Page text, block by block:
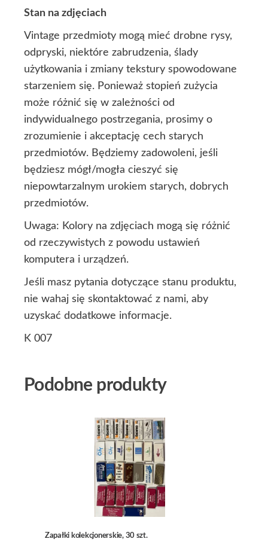
Stan na zdjęciach
Vintage przedmioty mogą mieć drobne rysy,
odpryski, niektóre zabrudzenia, ślady
użytkowania i zmiany tekstury spowodowane
starzeniem się. Ponieważ stopień zużycia
może różnić się w zależności od
indywidualnego postrzegania, prosimy o
zrozumienie i akceptację cech starych
przedmiotów. Będziemy zadowoleni, jeśli
będziesz mógł/mogła cieszyć się
niepowtarzalnym urokiem starych, dobrych
przedmiotów.
Uwaga: Kolory na zdjęciach mogą się różnić
od rzeczywistych z powodu ustawień
komputera i urządzeń.
Jeśli masz pytania dotyczące stanu produktu,
nie wahaj się skontaktować z nami, aby
uzyskać dodatkowe informacje.
K 007
Podobne produkty
Zapałki kolekcjonerskie, 30 szt.